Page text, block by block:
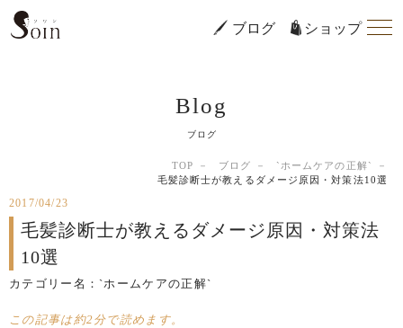
ブログ ショップ
Blog
ブログ
TOP ブログ
`ホームケアの正解`
毛髪診断士が教えるダメージ原因・対策法10選
2017/04/23
毛髪診断士が教えるダメージ原因・対策法
10選
カテゴリー名： `ホームケアの正解`
この記事は約2分で読めます。